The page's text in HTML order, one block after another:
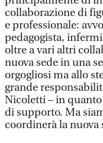
collaborazione di
e professionale:
pedagogista,
oltre a vari altri
nuova sede in una
orgogliosi ma allo
grande
Nicoletti – in
di supporto. Ma
coordinerà la nuova